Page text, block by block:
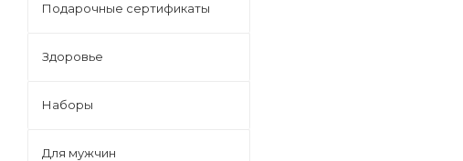
Подарочные сертификаты
Здоровье
Наборы
Для мужчин